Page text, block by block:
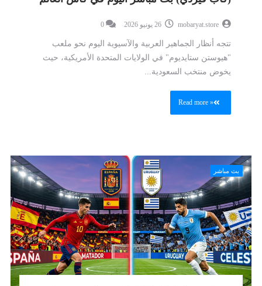
mobaryat.store
0
تتجه أنظار الجماهير العربية والآسيوية اليوم نحو ملعب
"هيوستن ستايديوم" في الولايات المتحدة الأمريكية، حيث
يخوض منتخب السعودية...
Read more »
بث مباشر